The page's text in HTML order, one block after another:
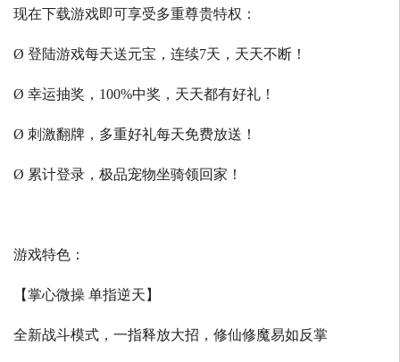
现在下载游戏即可享受多重尊贵特权：
Ø 登陆游戏每天送元宝，连续7天，天天不断！
Ø 幸运抽奖，100%中奖，天天都有好礼！
Ø 刺激翻牌，多重好礼每天免费放送！
Ø 累计登录，极品宠物坐骑领回家！
游戏特色：
【掌心微操 单指逆天】
全新战斗模式，一指释放大招，修仙修魔易如反掌